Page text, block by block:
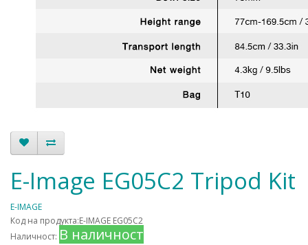
E-Image EG05C2 Tripod Kit
E-IMAGE
Код на продукта:E-IMAGE EG05C2
Наличност: В наличност